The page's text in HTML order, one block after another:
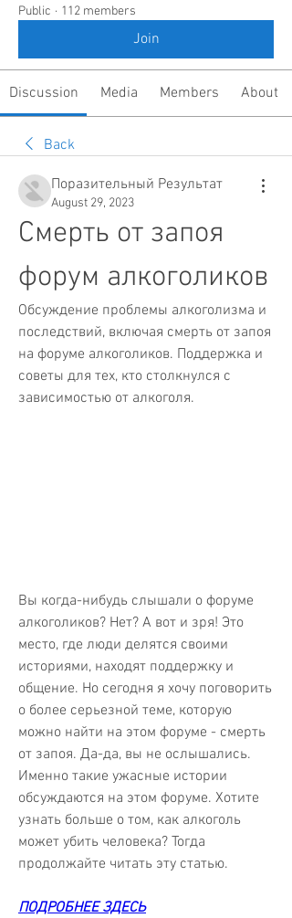
Public · 112 members
Join
Discussion Media Members About
Back
Поразительный Результат
August 29, 2023
Смерть от запоя
форум алкоголиков
Обсуждение проблемы алкоголизма и
последствий, включая смерть от запоя
на форуме алкоголиков. Поддержка и
советы для тех, кто столкнулся с
зависимостью от алкоголя.
Вы когда-нибудь слышали о форуме
алкоголиков? Нет? А вот и зря! Это
место, где люди делятся своими
историями, находят поддержку и
общение. Но сегодня я хочу поговорить
о более серьезной теме, которую
можно найти на этом форуме - смерть
от запоя. Да-да, вы не ослышались.
Именно такие ужасные истории
обсуждаются на этом форуме. Хотите
узнать больше о том, как алкоголь
может убить человека? Тогда
продолжайте читать эту статью.
ПОДРОБНЕЕ ЗДЕСЬ